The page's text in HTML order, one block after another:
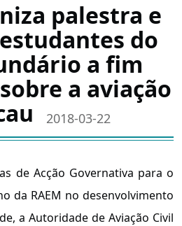
palestra e
do
a fim
a aviação
2018-03-22
de Acção Governativa para o
da RAEM no desenvolvimento
a Autoridade de Aviação Civil